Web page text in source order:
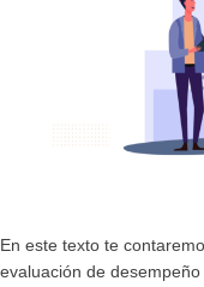
En este texto te
evaluación de